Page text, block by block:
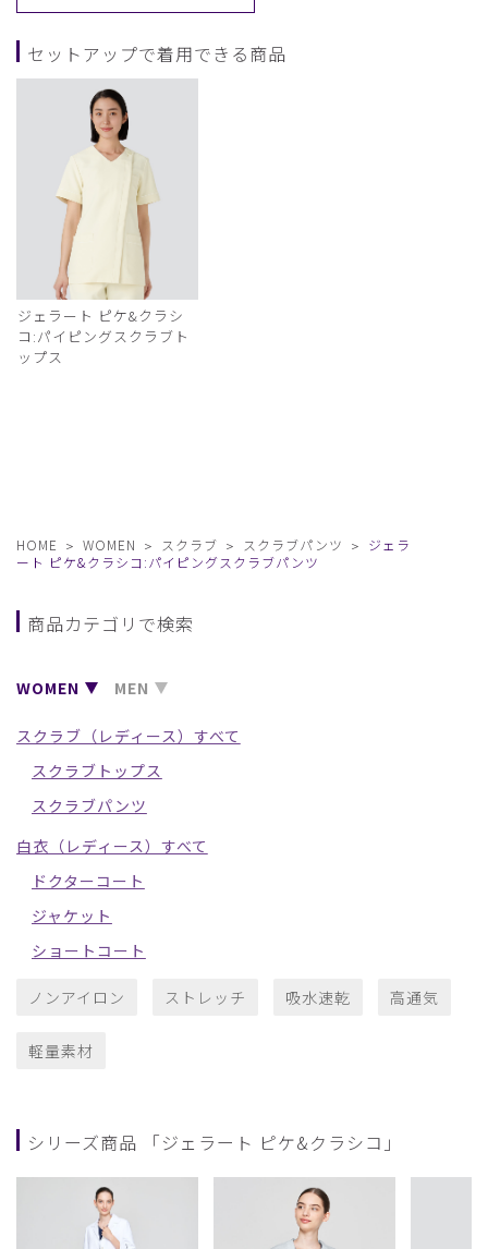
セットアップで着用できる商品
ジェラート ピケ&クラシ
コ:パイピングスクラブト
ップス
HOME WOMEN スクラブ スクラブパンツ
ジェラ
ート ピケ&クラシコ:パイピングスクラブパンツ
商品カテゴリで検索
WOMEN MEN
スクラブ（レディース）すべて
スクラブトップス
スクラブパンツ
白衣（レディース）すべて
ドクターコート
ジャケット
ショートコート
ノンアイロン ストレッチ 吸水速乾 高通気
軽量素材
シリーズ商品 「ジェラート ピケ&クラシコ」